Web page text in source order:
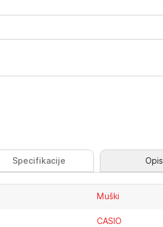
Specifikacije Opis
Muški
CASIO